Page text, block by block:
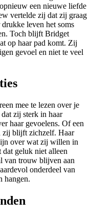
een nieuwe liefde
vertelde zij dat zij graag
leven het soms
Toch blijft Bridget
op haar pad komt. Zij
gevoel en niet te veel
mee te lezen over je
zij sterk in haar
haar gevoelens. Of een
zij blijft zichzelf. Haar
over wat zij willen in
geluk niet alleen
van trouw blijven aan
onderdeel van
hangen.